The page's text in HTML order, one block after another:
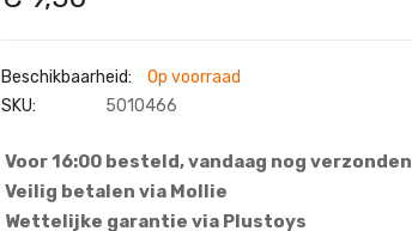
Op voorraad
SKU
5010466
Voor 16:00 besteld, vandaag nog verzonden
Veilig betalen via Mollie
Wettelijke garantie via Plustoys